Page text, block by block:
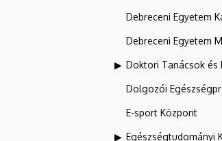
Debreceni Egyetem
Debreceni Egyetem
Doktori Tanácsok és
Dolgozói
E-sport Központ
Egészségtudományi